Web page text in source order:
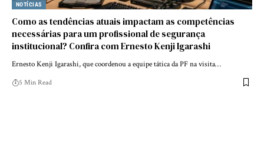
NOTÍCIAS
Como as tendências atuais impactam as competências
necessárias para um profissional de segurança
institucional? Confira com Ernesto Kenji Igarashi
Ernesto Kenji Igarashi, que coordenou a equipe tática da PF na visita…
5 Min Read